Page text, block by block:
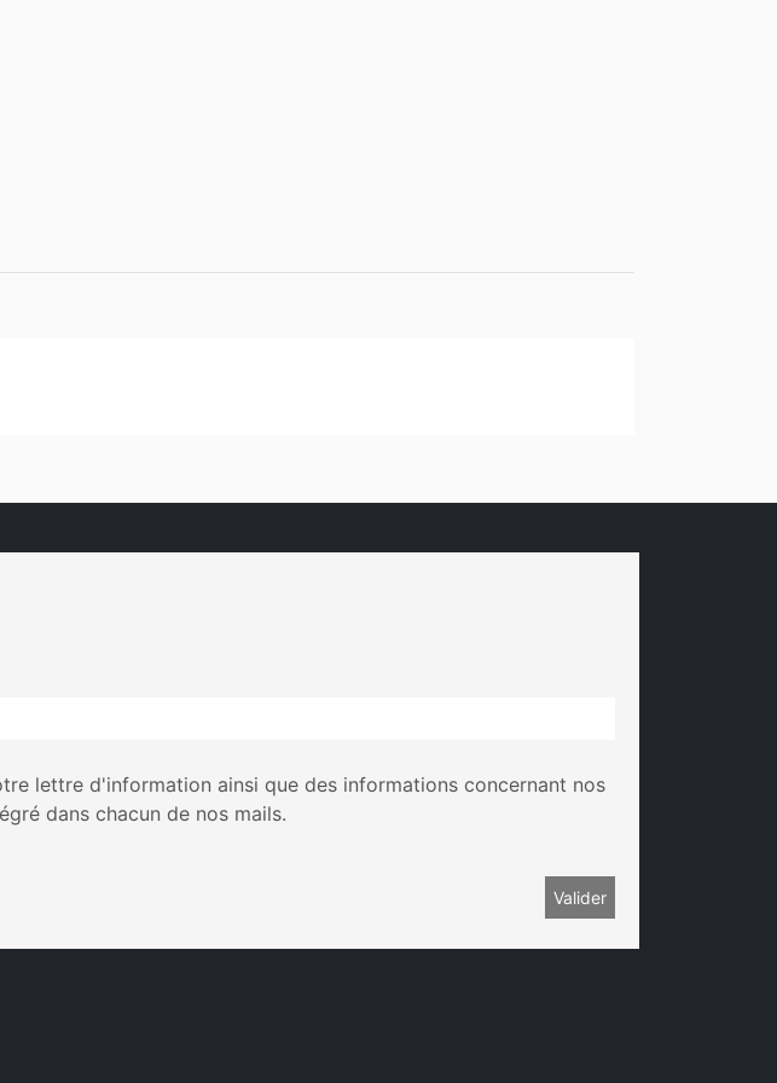
lettre d'information ainsi que des informations concernant nos
dans chacun de nos mails.